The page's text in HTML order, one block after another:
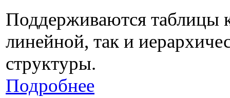
Поддерживаются таблицы
линейной, так и
структуры.
Подробнее